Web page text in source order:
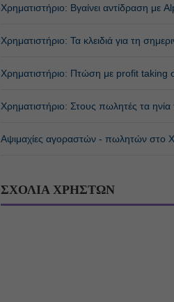
Χρηματιστήριο: Βγαίνει αντίδραση με
Χρηματιστήριο: Τα κλειδιά για τη
Χρηματιστήριο: Πτώση με profit taking
Χρηματιστήριο: Στους πωλητές τα
Αψιμαχίες αγοραστών - πωλητών στο
ΣΧΟΛΙΑ ΧΡΗΣΤΩΝ